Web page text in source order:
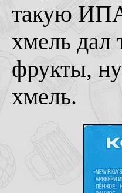
такую ИПА
хмель дал
фрукты,
хмель.